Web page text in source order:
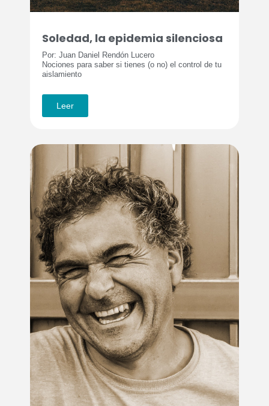
Soledad, la epidemia silenciosa
Por: Juan Daniel Rendón Lucero
Nociones para saber si tienes (o no) el control de tu
aislamiento
Leer